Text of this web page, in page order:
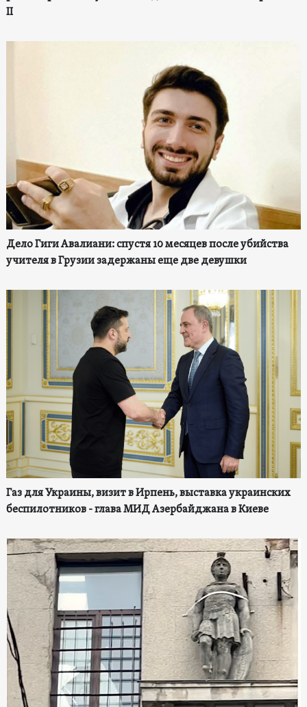
II
Дело Гиги Авалиани: спустя 10 месяцев после убийства
учителя в Грузии задержаны еще две девушки
Газ для Украины, визит в Ирпень, выставка украинских
беспилотников - глава МИД Азербайджана в Киеве